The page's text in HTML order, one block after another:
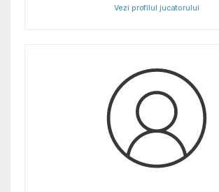
Vezi profilul jucatorului